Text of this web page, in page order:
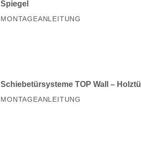
Spiegel
MONTAGEANLEITUNG
Schiebetürsysteme TOP Wall –
MONTAGEANLEITUNG